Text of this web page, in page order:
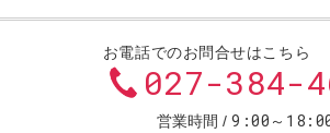
お電話でのお問合せはこちら
027-384-
営業時間 9:00～